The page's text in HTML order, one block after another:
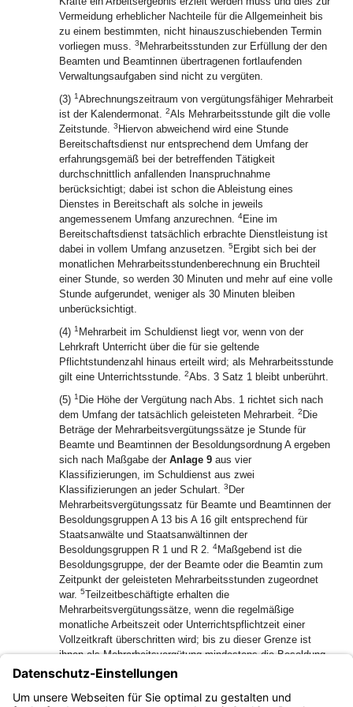
Vermeidung erheblicher Nachteile für die Allgemeinheit bis
zu einem bestimmten, nicht hinauszuschiebenden Termin
vorliegen muss. 3 Mehrarbeitsstunden zur Erfüllung der den
Beamten und Beamtinnen übertragenen fortlaufenden
Verwaltungsaufgaben sind nicht zu vergüten.
(3) 1Abrechnungszeitraum von vergütungsfähiger Mehrarbeit
ist der Kalendermonat. 2Als Mehrarbeitsstunde gilt die volle
Zeitstunde. 3 Hiervon abweichend wird eine Stunde
Bereitschaftsdienst nur entsprechend dem Umfang der
erfahrungsgemäß bei der betreffenden Tätigkeit
durchschnittlich anfallenden Inanspruchnahme
berücksichtigt; dabei ist schon die Ableistung eines
Dienstes in Bereitschaft als solche in jeweils
angemessenem Umfang anzurechnen. 4Eine im
Bereitschaftsdienst tatsächlich erbrachte Dienstleistung ist
dabei in vollem Umfang anzusetzen. 5 Ergibt sich bei der
monatlichen Mehrarbeitsstundenberechnung ein Bruchteil
einer Stunde, so werden 30 Minuten und mehr auf eine volle
Stunde aufgerundet, weniger als 30 Minuten bleiben
unberücksichtigt.
(4) 1 Mehrarbeit im Schuldienst liegt vor, wenn von der
Lehrkraft Unterricht über die für sie geltende
Pflichtstundenzahl hinaus erteilt wird; als Mehrarbeitsstunde
gilt eine Unterrichtsstunde. 2Abs. 3 Satz 1 bleibt unberührt.
(5) 1 Die Höhe der Vergütung nach Abs. 1 richtet sich nach
dem Umfang der tatsächlich geleisteten Mehrarbeit. 2 Die
Beträge der Mehrarbeitsvergütungssätze je Stunde für
Beamte und Beamtinnen der Besoldungsordnung A ergeben
sich nach Maßgabe der Anlage 9 aus vier
Klassifizierungen, im Schuldienst aus zwei
Klassifizierungen an jeder Schulart. 3 Der
Mehrarbeitsvergütungssatz für Beamte und Beamtinnen der
Besoldungsgruppen A 13 bis A 16 gilt entsprechend für
Staatsanwälte und Staatsanwältinnen der
Besoldungsgruppen R 1 und R 2. 4Maßgebend ist die
Besoldungsgruppe, der der Beamte oder die Beamtin zum
Zeitpunkt der geleisteten Mehrarbeitsstunden zugeordnet
war. 5Teilzeitbeschäftigte erhalten die
Mehrarbeitsvergütungssätze, wenn die regelmäßige
monatliche Arbeitszeit oder Unterrichtspflichtzeit einer
Vollzeitkraft überschritten wird; bis zu dieser Grenze ist
ihnen als Mehrarbeitsvergütung mindestens die Besoldung
(Art. 2 mit Ausnahme des Abs. 3 Nr. 2 Art. 58, Nr. 4 Art. 67
und Nr. 6 Art. 82 betreffend) nach Art. 6 zu zahlen;
stattdessen sind die Mehrarbeitsvergütungssätze zu